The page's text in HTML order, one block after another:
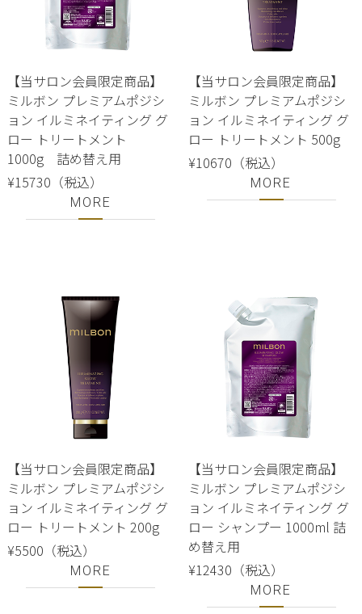
【当サロン会員限定商品】
ミルボン プレミアムポジシ
ョン イルミネイティング グ
ロー トリートメント
1000g 詰め替え用
¥15730（税込）
MORE
【当サロン会員限定商品】
ミルボン プレミアムポジシ
ョン イルミネイティング グ
ロー トリートメント 500g
¥10670（税込）
MORE
【当サロン会員限定商品】
ミルボン プレミアムポジシ
ョン イルミネイティング グ
ロー トリートメント 200g
¥5500（税込）
MORE
【当サロン会員限定商品】
ミルボン プレミアムポジシ
ョン イルミネイティング グ
ロー シャンプー 1000ml 詰
め替え用
¥12430（税込）
MORE